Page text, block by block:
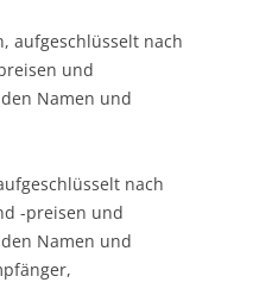
aufgeschlüsselt nach
und
Namen und
nach
-preisen und
Namen und